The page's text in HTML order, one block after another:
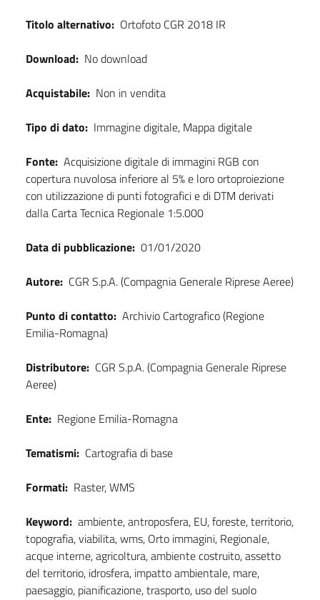
Titolo alternativo: Ortofoto CGR 2018 IR
Download: No download
Acquistabile: Non in vendita
Tipo di dato: Immagine digitale, Mappa digitale
Fonte: Acquisizione digitale di immagini RGB con
copertura nuvolosa inferiore al 5% e loro ortoproiezione
con utilizzazione di punti fotografici e di DTM derivati
dalla Carta Tecnica Regionale 1:5.000
Data di pubblicazione: 01/01/2020
Autore: CGR S.p.A. (Compagnia Generale Riprese Aeree)
Punto di contatto: Archivio Cartografico (Regione
Emilia-Romagna)
Distributore: CGR S.p.A. (Compagnia Generale Riprese
Aeree)
Ente: Regione Emilia-Romagna
Tematismi: Cartografia di base
Formati: Raster, WMS
Keyword: ambiente, antroposfera, EU, foreste, territorio,
topografia, viabilita, wms, Orto immagini, Regionale,
acque interne, agricoltura, ambiente costruito, assetto
del territorio, idrosfera, impatto ambientale, mare,
paesaggio, pianificazione, trasporto, uso del suolo